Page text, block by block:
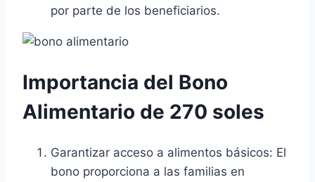
por parte de los beneficiarios.
Importancia del Bono
Alimentario de 270 soles
Garantizar acceso a alimentos básicos: El
bono proporciona a las familias en